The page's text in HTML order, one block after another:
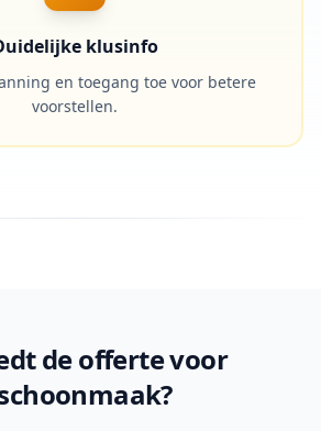
klusinfo
en toegang toe voor betere
voorstellen.
de offerte voor